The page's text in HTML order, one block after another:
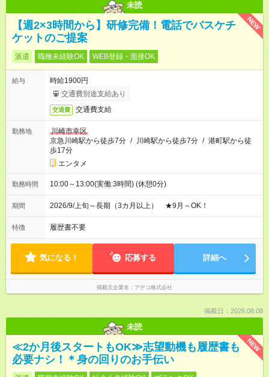
未読
NEW
【週2×3時間から】研修完備！電話でバスケチ
ケットのご提案
派遣 職種未経験OK WEB登録・面接OK
給与
時給1900円
交通費別途支給あり
交通費 交通費支給
勤務地
川崎市幸区
京急川崎駅から徒歩7分 / 川崎駅から徒歩7分 / 港町駅から徒
歩17分
エンタメ
勤務時間 10:00～13:00(実働:3時間) (休憩0分)
期間 2026/9/上旬～長期（3カ月以上） ★9月～OK！
特徴 履歴書不要
気になる！ 応募する 詳細へ
掲載元企業名 アデコ株式会社
掲載日：2026.08.08
未読
NEW
≪2か月後スタートもOK≫志望動機も履歴書も
必要ナシ！＊身の回りのお手伝い